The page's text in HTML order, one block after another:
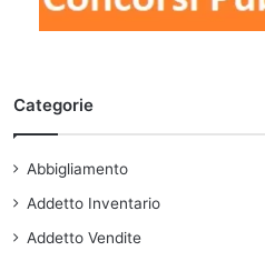
Categorie
Abbigliamento
Addetto Inventario
Addetto Vendite